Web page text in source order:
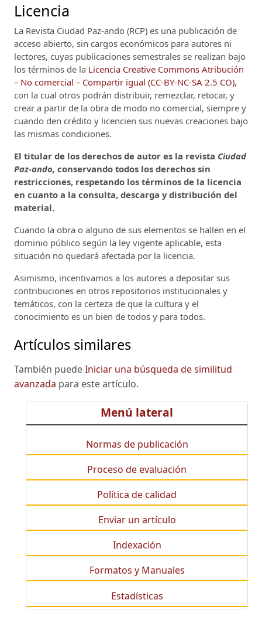
Licencia
La Revista Ciudad Paz-ando (RCP) es una publicación de
acceso abierto, sin cargos económicos para autores ni
lectores, cuyas publicaciones semestrales se realizan bajo
los términos de la Licencia Creative Commons Atribución
– No comercial – Compartir igual (CC-BY-NC-SA 2.5 CO),
con la cual otros podrán distribuir, remezclar, retocar, y
crear a partir de la obra de modo no comercial, siempre y
cuando den crédito y licencien sus nuevas creaciones bajo
las mismas condiciones.
El titular de los derechos de autor es la revista Ciudad
Paz-ando, conservando todos los derechos sin
restricciones, respetando los términos de la licencia
en cuanto a la consulta, descarga y distribución del
material.
Cuando la obra o alguno de sus elementos se hallen en el
dominio público según la ley vigente aplicable, esta
situación no quedará afectada por la licencia.
Asimismo, incentivamos a los autores a depositar sus
contribuciones en otros repositorios institucionales y
temáticos, con la certeza de que la cultura y el
conocimiento es un bien de todos y para todos.
Artículos similares
También puedeIniciar una búsqueda de similitud
avanzada para este artículo.
Menú lateral
Normas de publicación
Proceso de evaluación
Política de calidad
Enviar un artículo
Indexación
Formatos y Manuales
Estadísticas